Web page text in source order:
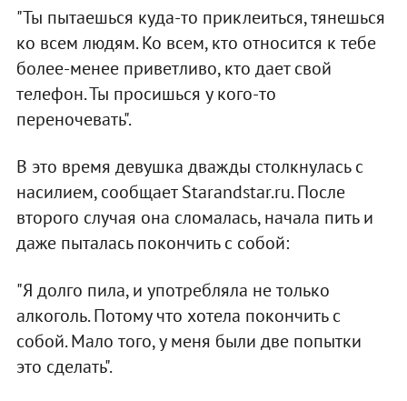
"Ты пытаешься куда-то приклеиться, тянешься
ко всем людям. Ко всем, кто относится к тебе
более-менее приветливо, кто дает свой
телефон. Ты просишься у кого-то
переночевать".
В это время девушка дважды столкнулась с
насилием, сообщает Starandstar.ru. После
второго случая она сломалась, начала пить и
даже пыталась покончить с собой:
"Я долго пила, и употребляла не только
алкоголь. Потому что хотела покончить с
собой. Мало того, у меня были две попытки
это сделать".